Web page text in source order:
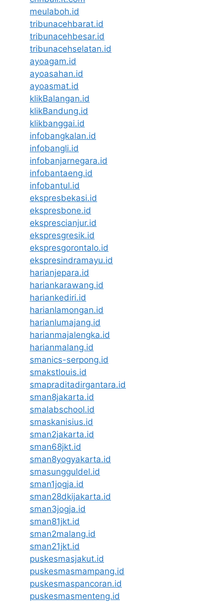
meulaboh.id
tribunacehbarat.id
tribunacehbesar.id
tribunacehselatan.id
ayoagam.id
ayoasahan.id
ayoasmat.id
klikBalangan.id
klikBandung.id
klikbanggai.id
infobangkalan.id
infobangli.id
infobanjarnegara.id
infobantaeng.id
infobantul.id
ekspresbekasi.id
ekspresbone.id
eksprescianjur.id
ekspresgresik.id
ekspresgorontalo.id
ekspresindramayu.id
harianjepara.id
hariankarawang.id
hariankediri.id
harianlamongan.id
harianlumajang.id
harianmajalengka.id
harianmalang.id
smanics-serpong.id
smakstlouis.id
smapraditadirgantara.id
sman8jakarta.id
smalabschool.id
smaskanisius.id
sman2jakarta.id
sman68jkt.id
sman8yogyakarta.id
smasungguldel.id
sman1jogja.id
sman28dkijakarta.id
sman3jogja.id
sman81jkt.id
sman2malang.id
sman21jkt.id
puskesmasjakut.id
puskesmasmampang.id
puskesmaspancoran.id
puskesmasmenteng.id